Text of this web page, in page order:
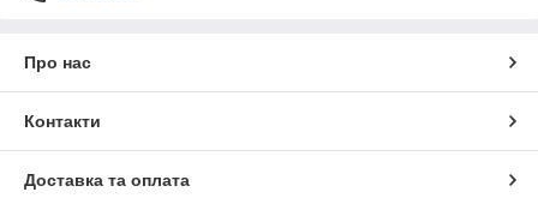
Про нас
Контакти
Доставка та оплата